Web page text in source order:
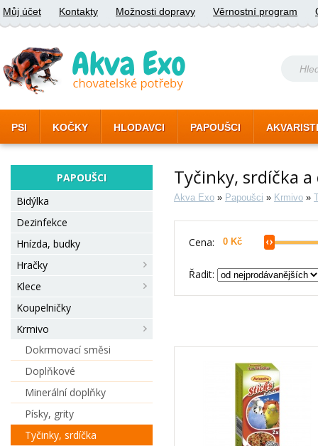
Můj účet Kontakty Možnosti dopravy Věrnostní program
PSI KOČKY HLODAVCI PAPOUŠCI
PAPOUŠCI
Bidýlka
Dezinfekce
Hnízda, budky
Hračky
Klece
Koupelničky
Krmivo
Dokrmovací směsi
Doplňkové
Minerální doplňky
Písky, grity
Tyčinky, srdíčka
Tyčinky, srdíčka
Akva Exo » Papoušci » Krmivo »
Cena:
Řadit: